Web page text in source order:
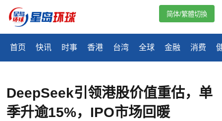
首页 快讯 时事 香港 台湾 全球 金融 消费
简体/繁體切換
DeepSeek引领港股价值重估，单
季升逾15%，IPO市场回暖